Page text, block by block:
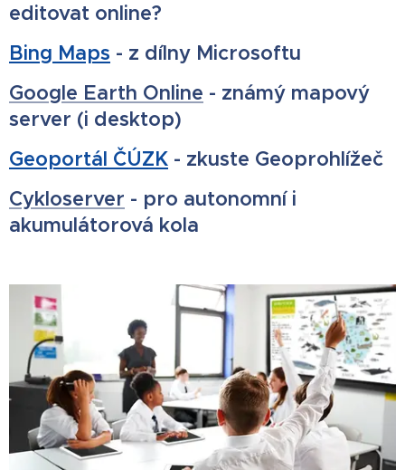
editovat online?
Bing Maps - z dílny Microsoftu
Google Earth Online - známý mapový
server (i desktop)
Geoportál ČÚZK - zkuste Geoprohlížeč
Cykloserver - pro autonomní i
akumulátorová kola